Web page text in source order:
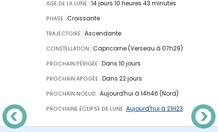
AGE DE LA LUNE : 14 jours 10 heures 43 minutes
PHASE : Croissante
TRAJECTOIRE : Ascendante
CONSTELLATION : Capricorne (Verseau à 07h29)
PROCHAIN PÉRIGÉE : Dans 10 jours
PROCHAIN APOGÉE : Dans 22 jours
PROCHAIN NOEUD : Aujourd'hui à 14h46 (Nord)
PROCHAINE ÉCLIPSE DE LUNE Aujourd'hui à 21H23